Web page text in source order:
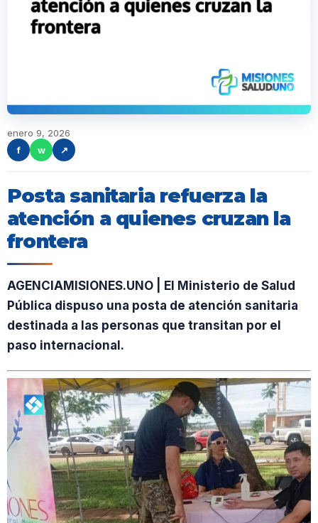
enero 9, 2026
f
w ↗
Posta sanitaria refuerza la
atención a quienes cruzan la
frontera
AGENCIAMISIONES.UNO | El Ministerio de Salud
Pública dispuso una posta de atención sanitaria
destinada a las personas que transitan por el
paso internacional.